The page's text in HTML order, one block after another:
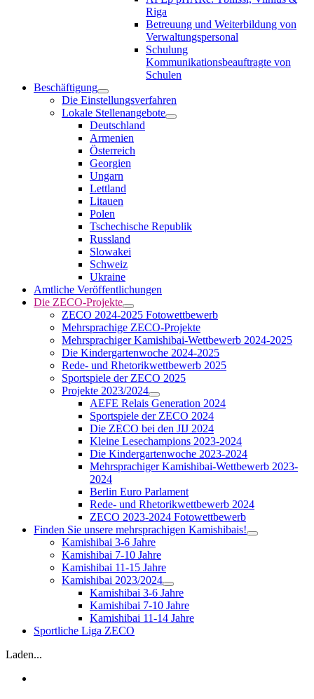
Riga
Betreuung und Weiterbildung von
Verwaltungspersonal
Schulung
Kommunikationsbeauftragte von
Schulen
Beschäftigung
Die Einstellungsverfahren
Lokale Stellenangebote
Deutschland
Armenien
Österreich
Georgien
Ungarn
Lettland
Litauen
Polen
Tschechische Republik
Russland
Slowakei
Schweiz
Ukraine
Amtliche Veröffentlichungen
Die ZECO-Projekte
ZECO 2024-2025 Fotowettbewerb
Mehrsprachige ZECO-Projekte
Mehrsprachiger Kamishibai-Wettbewerb 2024-2025
Die Kindergartenwoche 2024-2025
Rede- und Rhetorikwettbewerb 2025
Sportspiele der ZECO 2025
Projekte 2023/2024
AEFE Relais Generation 2024
Sportspiele der ZECO 2024
Die ZECO bei den JIJ 2024
Kleine Lesechampions 2023-2024
Die Kindergartenwoche 2023-2024
Mehrsprachiger Kamishibai-Wettbewerb 2023-
2024
Berlin Euro Parlament
Rede- und Rhetorikwettbewerb 2024
ZECO 2023-2024 Fotowettbewerb
Finden Sie unsere mehrsprachigen Kamishibais!
Kamishibai 3-6 Jahre
Kamishibai 7-10 Jahre
Kamishibai 11-15 Jahre
Kamishibai 2023/2024
Kamishibai 3-6 Jahre
Kamishibai 7-10 Jahre
Kamishibai 11-14 Jahre
Sportliche Liga ZECO
Laden...